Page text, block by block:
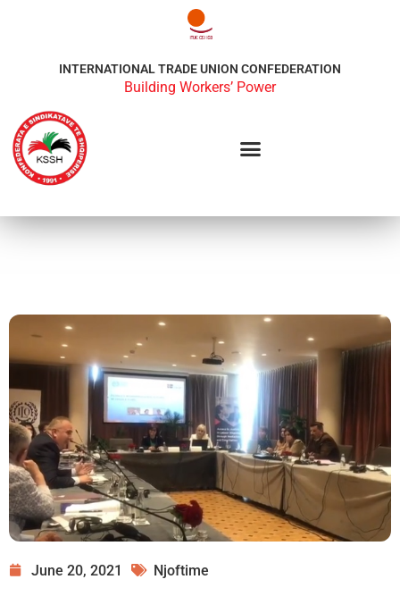
INTERNATIONAL TRADE UNION CONFEDERATION
Building Workers’ Power
June 20, 2021 Njoftime